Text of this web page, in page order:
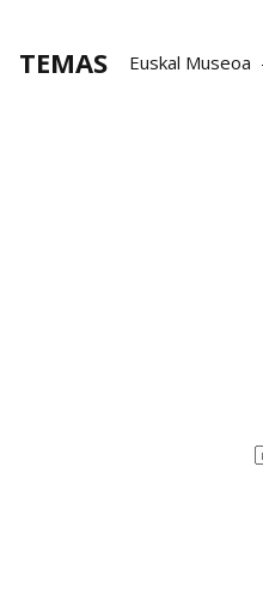
TEMAS Euskal Museoa